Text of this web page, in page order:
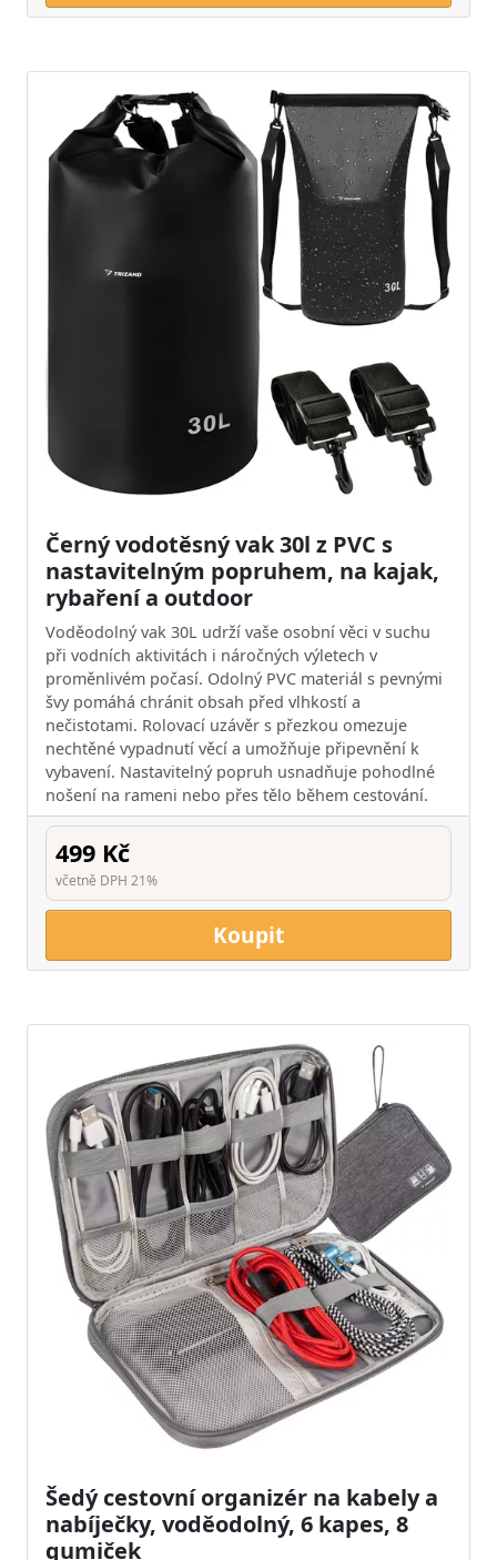
Černý vodotěsný vak 30l z PVC s
nastavitelným popruhem, na kajak,
rybaření a outdoor
Voděodolný vak 30L udrží vaše osobní věci v suchu
při vodních aktivitách i náročných výletech v
proměnlivém počasí. Odolný PVC materiál s pevnými
švy pomáhá chránit obsah před vlhkostí a
nečistotami. Rolovací uzávěr s přezkou omezuje
nechtěné vypadnutí věcí a umožňuje připevnění k
vybavení. Nastavitelný popruh usnadňuje pohodlné
nošení na rameni nebo přes tělo během cestování.
499 Kč
včetně DPH 21%
Koupit
Šedý cestovní organizér na kabely a
nabíječky, voděodolný, 6 kapes, 8
gumiček